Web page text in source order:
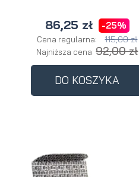
86,25 zł -25%
Cena regularna: 115,00 zł
Najniższa cena:92,00 zł
DO KOSZYKA